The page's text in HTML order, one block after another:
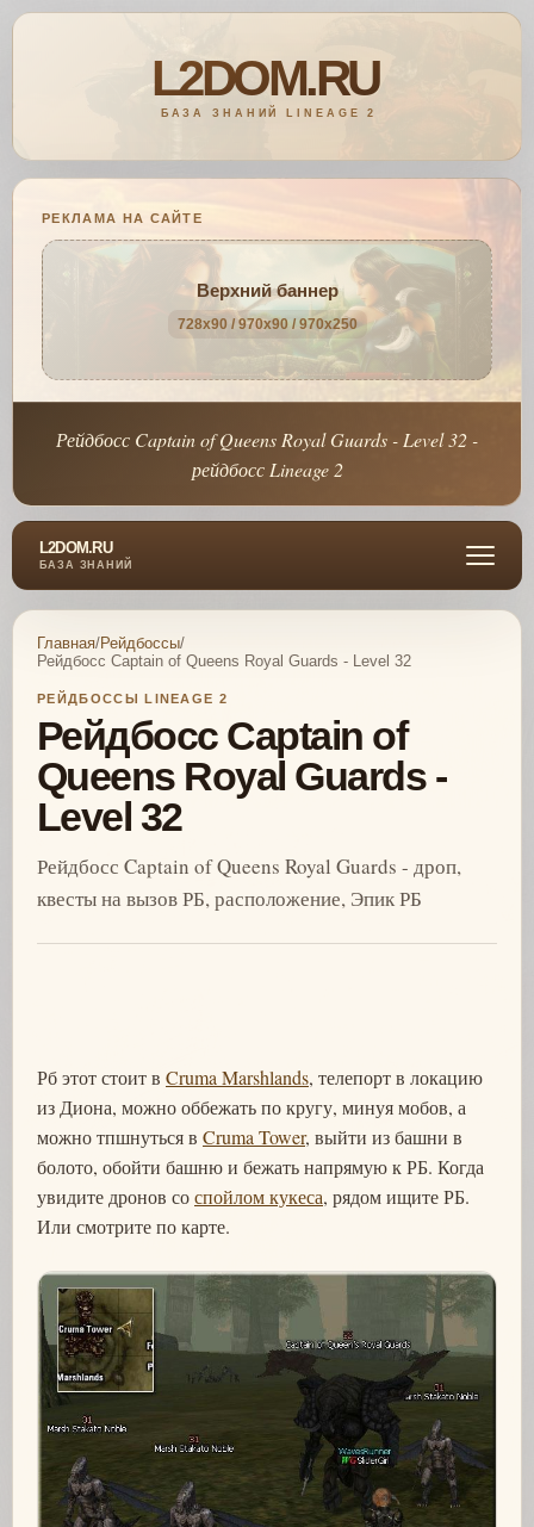
РЕКЛАМА НА САЙТЕ
Верхний баннер
728x90 / 970x90 / 970x250
Рейдбосс Captain of Queens Royal Guards - Level 32 -
рейдбосс Lineage 2
L2DOM.RU
БАЗА ЗНАНИЙ
Главная/Рейдбоссы/
Рейдбосс Captain of Queens Royal Guards - Level 32
РЕЙДБОССЫ LINEAGE 2
Рейдбосс Captain of
Queens Royal Guards -
Level 32
Рейдбосс Captain of Queens Royal Guards - дроп,
квесты на вызов РБ, расположение, Эпик РБ
Рб этот стоит в Cruma Marshlands, телепорт в локацию
из Диона, можно оббежать по кругу, минуя мобов, а
можно тпшнуться в Cruma Tower, выйти из башни в
болото, обойти башню и бежать напрямую к РБ. Когда
увидите дронов соспойлом кукеса, рядом ищите РБ.
Или смотрите по карте.